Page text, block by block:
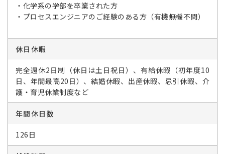
・化学系の学部を卒業された方
・プロセスエンジニアのご経験のある方（有機無機不問）
休日休暇
完全週休2日制（休日は土日祝日）、有給休暇（初年度10
日、年間最高20日）、結婚休暇、出産休暇、忌引休暇、介
護・育児休業制度など
年間休日数
126日